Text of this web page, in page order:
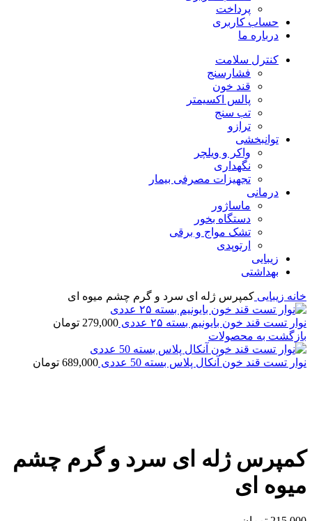
پرداخت
حساب کاربری
درباره ما
کنترل سلامت
فشارسنج
قند خون
پالس اکسیمتر
تب سنج
ترازو
توانبخشی
واکر و ویلچر
نگهداری
تجهیزات مصرفی بیمار
درمانی
ماساژور
دستگاه بخور
تشک مواج و برقی
ارتوپدی
زیبایی
بهداشتی
خانه زیبایی کمپرس ژله ای سرد و گرم چشم میوه ای
نوار تست قند خون بایونیم بسته ۲۵ عددی 279,000 تومان
بازگشت به محصولات
نوار تست قند خون آنکال پلاس بسته 50 عددی 689,000 تومان
کمپرس ژله ای سرد و گرم چشم
میوه ای